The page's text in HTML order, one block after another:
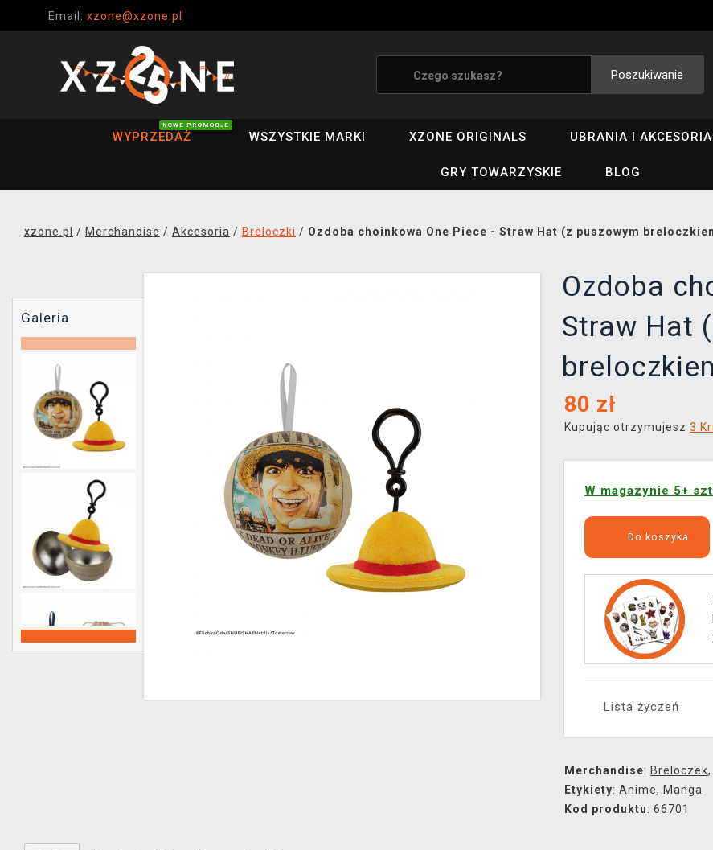
Email: xzone@xzone.pl
Poszukiwanie
WYPRZEDAŻ
NOWE PROMOCJE
WSZYSTKIE MARKI XZONE ORIGINALS UBRANIA I AKCESORIA
GRY TOWARZYSKIE BLOG
xzone.pl / Merchandise / Akcesoria / Breloczki / Ozdoba choinkowa One Piece - Straw Hat (z puszowym
Galeria
Ozdoba
Straw Hat
80 zł
Kupując otrzymujesz 3
W magazynie 5+
Do koszyka
Lista życzeń
Merchandise: Breloczek,
Etykiety: Anime, Manga
Kod produktu: 66701